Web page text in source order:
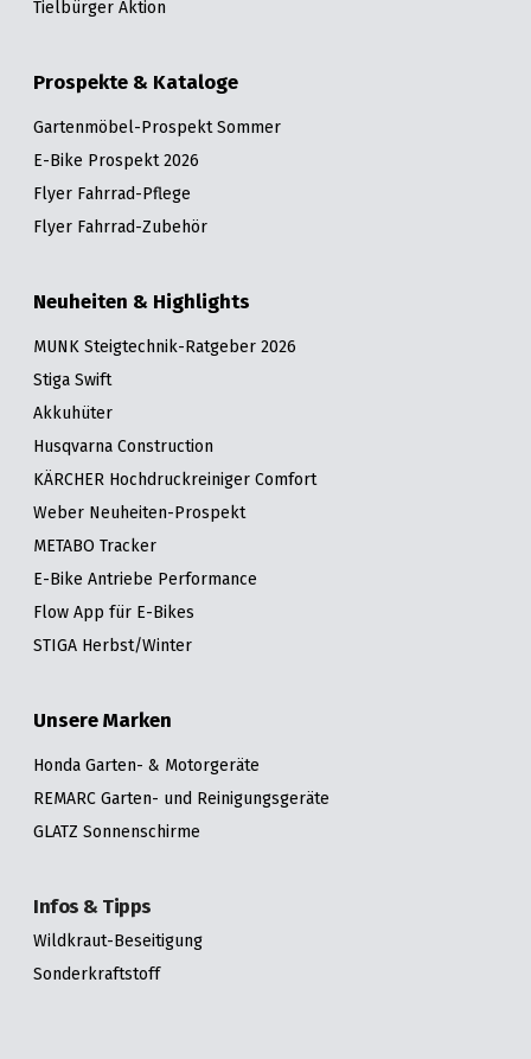
Tielbürger Aktion
Prospekte & Kataloge
Gartenmöbel-Prospekt Sommer
E-Bike Prospekt 2026
Flyer Fahrrad-Pflege
Flyer Fahrrad-Zubehör
Neuheiten & Highlights
MUNK Steigtechnik-Ratgeber 2026
Stiga Swift
Akkuhüter
Husqvarna Construction
KÄRCHER Hochdruckreiniger Comfort
Weber Neuheiten-Prospekt
METABO Tracker
E-Bike Antriebe Performance
Flow App für E-Bikes
STIGA Herbst/Winter
Unsere Marken
Honda Garten- & Motorgeräte
REMARC Garten- und Reinigungsgeräte
GLATZ Sonnenschirme
Infos & Tipps
Wildkraut-Beseitigung
Sonderkraftstoff